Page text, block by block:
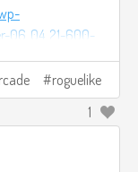
600-
roguelike
1